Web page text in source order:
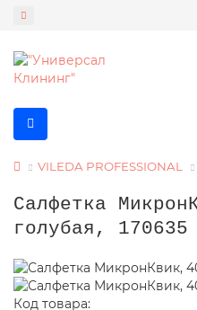
VILEDA PROFESSIONAL
Салфетка
голубая, 170635
Код товара: